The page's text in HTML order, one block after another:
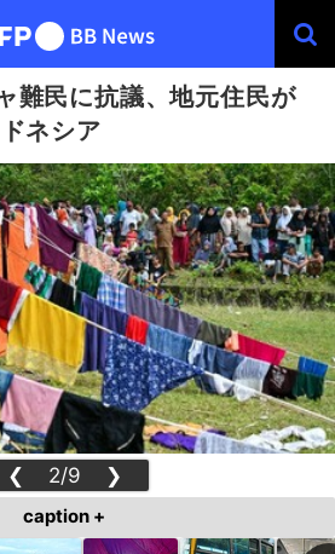
難民に抗議、地元住民が
ネシア
❮ 2/9 ❯
caption +